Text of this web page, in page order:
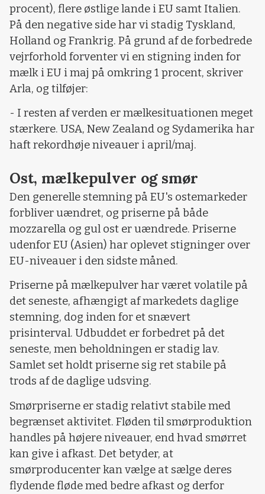
procent), flere østlige lande i EU samt Italien.
På den negative side har vi stadig Tyskland,
Holland og Frankrig. På grund af de forbedrede
vejrforhold forventer vi en stigning inden for
mælk i EU i maj på omkring 1 procent, skriver
Arla, og tilføjer:
- I resten af verden er mælkesituationen meget
stærkere. USA, New Zealand og Sydamerika har
haft rekordhøje niveauer i april/maj.
Ost, mælkepulver og smør
Den generelle stemning på EU's ostemarkeder
forbliver uændret, og priserne på både
mozzarella og gul ost er uændrede. Priserne
udenfor EU (Asien) har oplevet stigninger over
EU-niveauer i den sidste måned.
Priserne på mælkepulver har været volatile på
det seneste, afhængigt af markedets daglige
stemning, dog inden for et snævert
prisinterval. Udbuddet er forbedret på det
seneste, men beholdningen er stadig lav.
Samlet set holdt priserne sig ret stabile på
trods af de daglige udsving.
Smørpriserne er stadig relativt stabile med
begrænset aktivitet. Fløden til smørproduktion
handles på højere niveauer, end hvad smørret
kan give i afkast. Det betyder, at
smørproducenter kan vælge at sælge deres
flydende fløde med bedre afkast og derfor